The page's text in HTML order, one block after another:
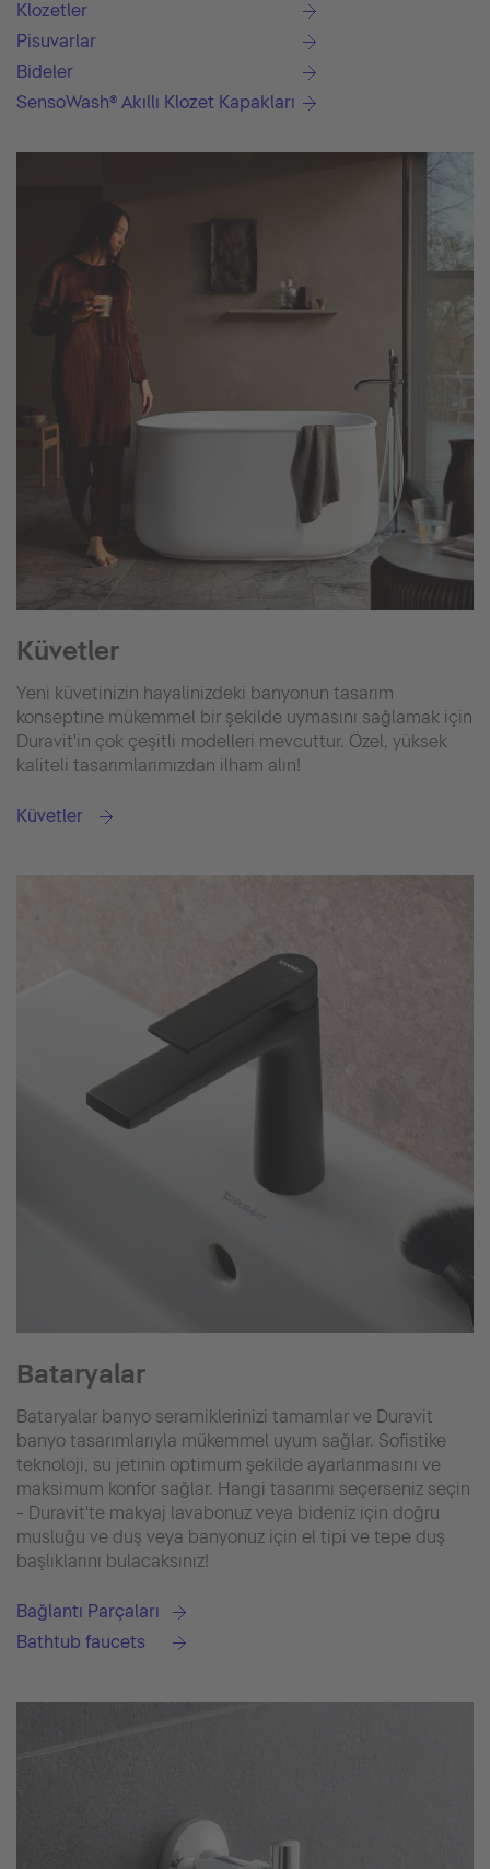
Klozetler
Pisuvarlar
Bideler
SensoWash® Akıllı Klozet Kapakları
Küvetler
Yeni küvetinizin hayalinizdeki banyonun tasarım
konseptine mükemmel bir şekilde uymasını sağlamak için
Duravit'in çok çeşitli modelleri mevcuttur. Özel, yüksek
kaliteli tasarımlarımızdan ilham alın!
Küvetler
Bataryalar
Bataryalar banyo seramiklerinizi tamamlar ve Duravit
banyo tasarımlarıyla mükemmel uyum sağlar. Sofistike
teknoloji, su jetinin optimum şekilde ayarlanmasını ve
maksimum konfor sağlar. Hangi tasarımı seçerseniz seçin
- Duravit'te makyaj lavabonuz veya bideniz için doğru
musluğu ve duş veya banyonuz için el tipi ve tepe duş
başlıklarını bulacaksınız!
Bağlantı Parçaları
Bathtub faucets